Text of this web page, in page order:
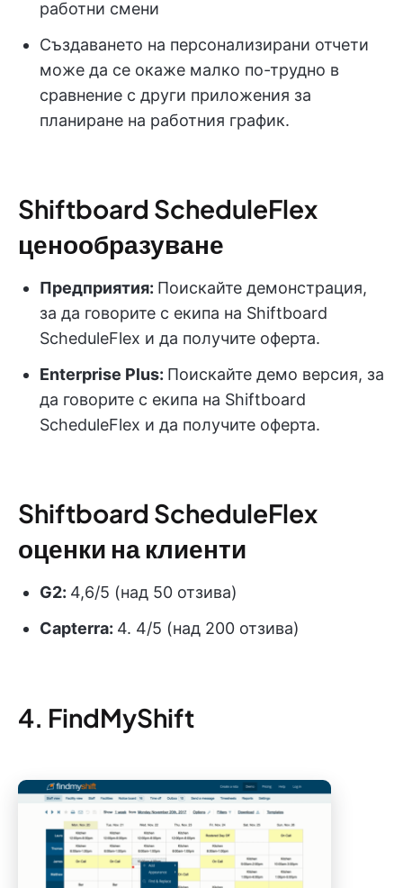
работни смени
Създаването на персонализирани отчети
може да се окаже малко по-трудно в
сравнение с други приложения за
планиране на работния график.
Shiftboard ScheduleFlex
ценообразуване
Предприятия: Поискайте демонстрация,
за да говорите с екипа на Shiftboard
ScheduleFlex и да получите оферта.
Enterprise Plus: Поискайте демо версия, за
да говорите с екипа на Shiftboard
ScheduleFlex и да получите оферта.
Shiftboard ScheduleFlex
оценки на клиенти
G2: 4,6/5 (над 50 отзива)
Capterra: 4. 4/5 (над 200 отзива)
4. FindMyShift